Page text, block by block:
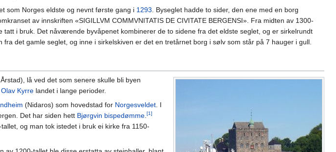
som Norges eldste og nevnt første gang i 1293 . Byseglet hadde to sider, den ene med en borg
av innskriften «SIGILLVM COMMVNITATIS DE CIVITATE BERGENSI». Fra midten av 1300-
i bruk. Det nåværende byvåpenet kombinerer de to sidene fra det eldste seglet, og er sirkelrundt
det gamle seglet, og inne i sirkelskiven er det en tretårnet borg i sølv som står på 7 hauger i gull.
lå ved det som senere skulle bli byen
Olav Kyrre landet i lange perioder.
(Nidaros) som hovedstad for Norgesveldet . I
Det har siden hett Bjørgvin bispedømme [1]
og man tok istedet i bruk ei kirke fra 1150-